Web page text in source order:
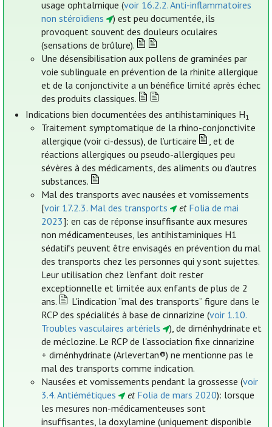
usage ophtalmique (voir 16.2.2. Anti-inflammatoires
non stéroïdiens
) est peu documentée, ils
provoquent souvent des douleurs oculaires
(sensations de brûlure).
Une désensibilisation aux pollens de graminées par
voie sublinguale en prévention de la rhinite allergique
et de la conjonctivite a un bénéfice limité après échec
des produits classiques.
Indications bien documentées des antihistaminiques H1
Traitement symptomatique de la rhino-conjonctivite
allergique (voir ci-dessus), de l’urticaire
, et de
réactions allergiques ou pseudo-allergiques peu
sévères à des médicaments, des aliments ou d’autres
substances.
Mal des transports avec nausées et vomissements
[voir 17.2.3. Mal des transports et Folia de mai
2023]: en cas de réponse insuffisante aux mesures
non médicamenteuses, les antihistaminiques H1
sédatifs peuvent être envisagés en prévention du mal
des transports chez les personnes qui y sont sujettes.
Leur utilisation chez l’enfant doit rester
exceptionnelle et limitée aux enfants de plus de 2
ans.
L'indication “mal des transports” figure dans le
RCP des spécialités à base de cinnarizine (voir 1.10.
Troubles vasculaires artériels
), de diménhydrinate et
de méclozine. Le RCP de l'association fixe cinnarizine
+ diménhydrinate (Arlevertan®) ne mentionne pas le
mal des transports comme indication.
Nausées et vomissements pendant la grossesse (voir
3.4. Antiémétiques
et Folia de mars 2020): lorsque
les mesures non-médicamenteuses sont
insuffisantes, la doxylamine (uniquement disponible